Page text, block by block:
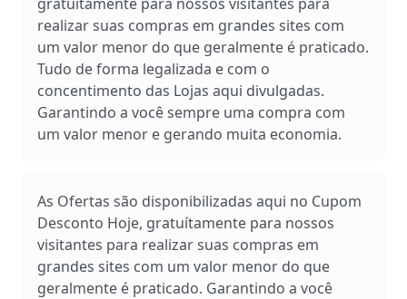
realizar suas compras em grandes sites com
um valor menor do que geralmente é praticado.
Tudo de forma legalizada e com o
concentimento das Lojas aqui divulgadas.
Garantindo a você sempre uma compra com
um valor menor e gerando muita economia.
As Ofertas são disponibilizadas aqui no Cupom
Desconto Hoje, gratuítamente para nossos
visitantes para realizar suas compras em
grandes sites com um valor menor do que
geralmente é praticado. Garantindo a você